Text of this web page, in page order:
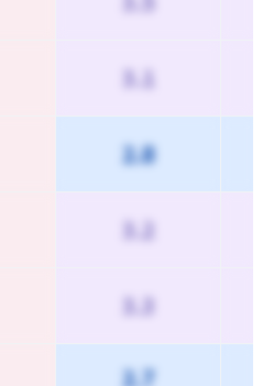
3.1
2.8
3.2
3.3
2.7